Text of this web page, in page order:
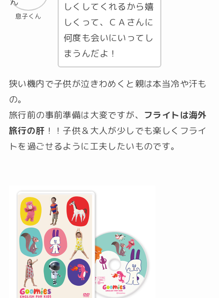
息子くん
しくしてくれるから嬉
しくって、ＣＡさんに
何度も会いにいってし
まうんだよ！
狭い機内で子供が泣きわめくと親は本当冷や汗も
の。
旅行前の事前準備は大変ですが、 フライトは海外
旅行の肝 ！！子供＆大人が少しでも楽しくフライ
トを過ごせるように工夫したいものです。